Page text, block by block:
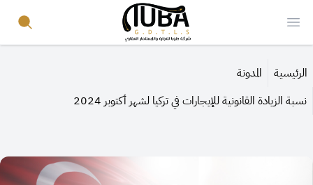
Open menu
Your Company
الرئيسية
المدونة
نسبة الزيادة القانونية للإيجارات في تركيا لشهر أكتوبر 2024